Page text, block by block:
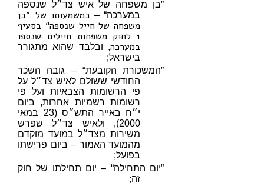
”בן משפחה של איש צד״ל שנספה
במערכה“ – כמשמעותו של ”בן
משפחה של חייל שנספה“ בסעיף
1 לחוק משפחות חיילים שנספו
במערכה, ובלבד שהוא מתגורר
בישראל;
”המשכורת הקובעת“ – גובה השכר
החודשי ששולם לאיש צד״ל על
פי הרשומות הצבאיות ועל פי
רשומות רשמיות אחרות, ביום
י״ח באייר התש״ס (23 במאי
2000), ולאיש צד״ל שפרש
משירות מצד״ל במועד מוקדם
מהמועד האמור – ביום פרישתו
בפועל;
”יום התחילה“ – יום תחילתו של חוק
זה;